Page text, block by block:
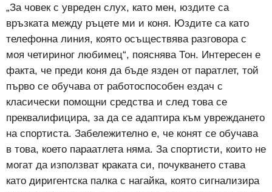
„За човек с увреден слух, като мен, юздите са
връзката между ръцете ми и коня. Юздите са като
телефонна линия, която осъществява разговора с
моя четириног любимец“, пояснява Тон. Интересен е
факта, че преди коня да бъде язден от паратлет, той
първо се обучава от работоспособен ездач с
класически помощни средства и след това се
преквалифицира, за да се адаптира към увреждането
на спортиста. Забележително е, че конят се обучава
в това, което параатлета няма. За спортисти, които не
могат да използват краката си, почукването става
като диригентска палка с нагайка, която сигнализира